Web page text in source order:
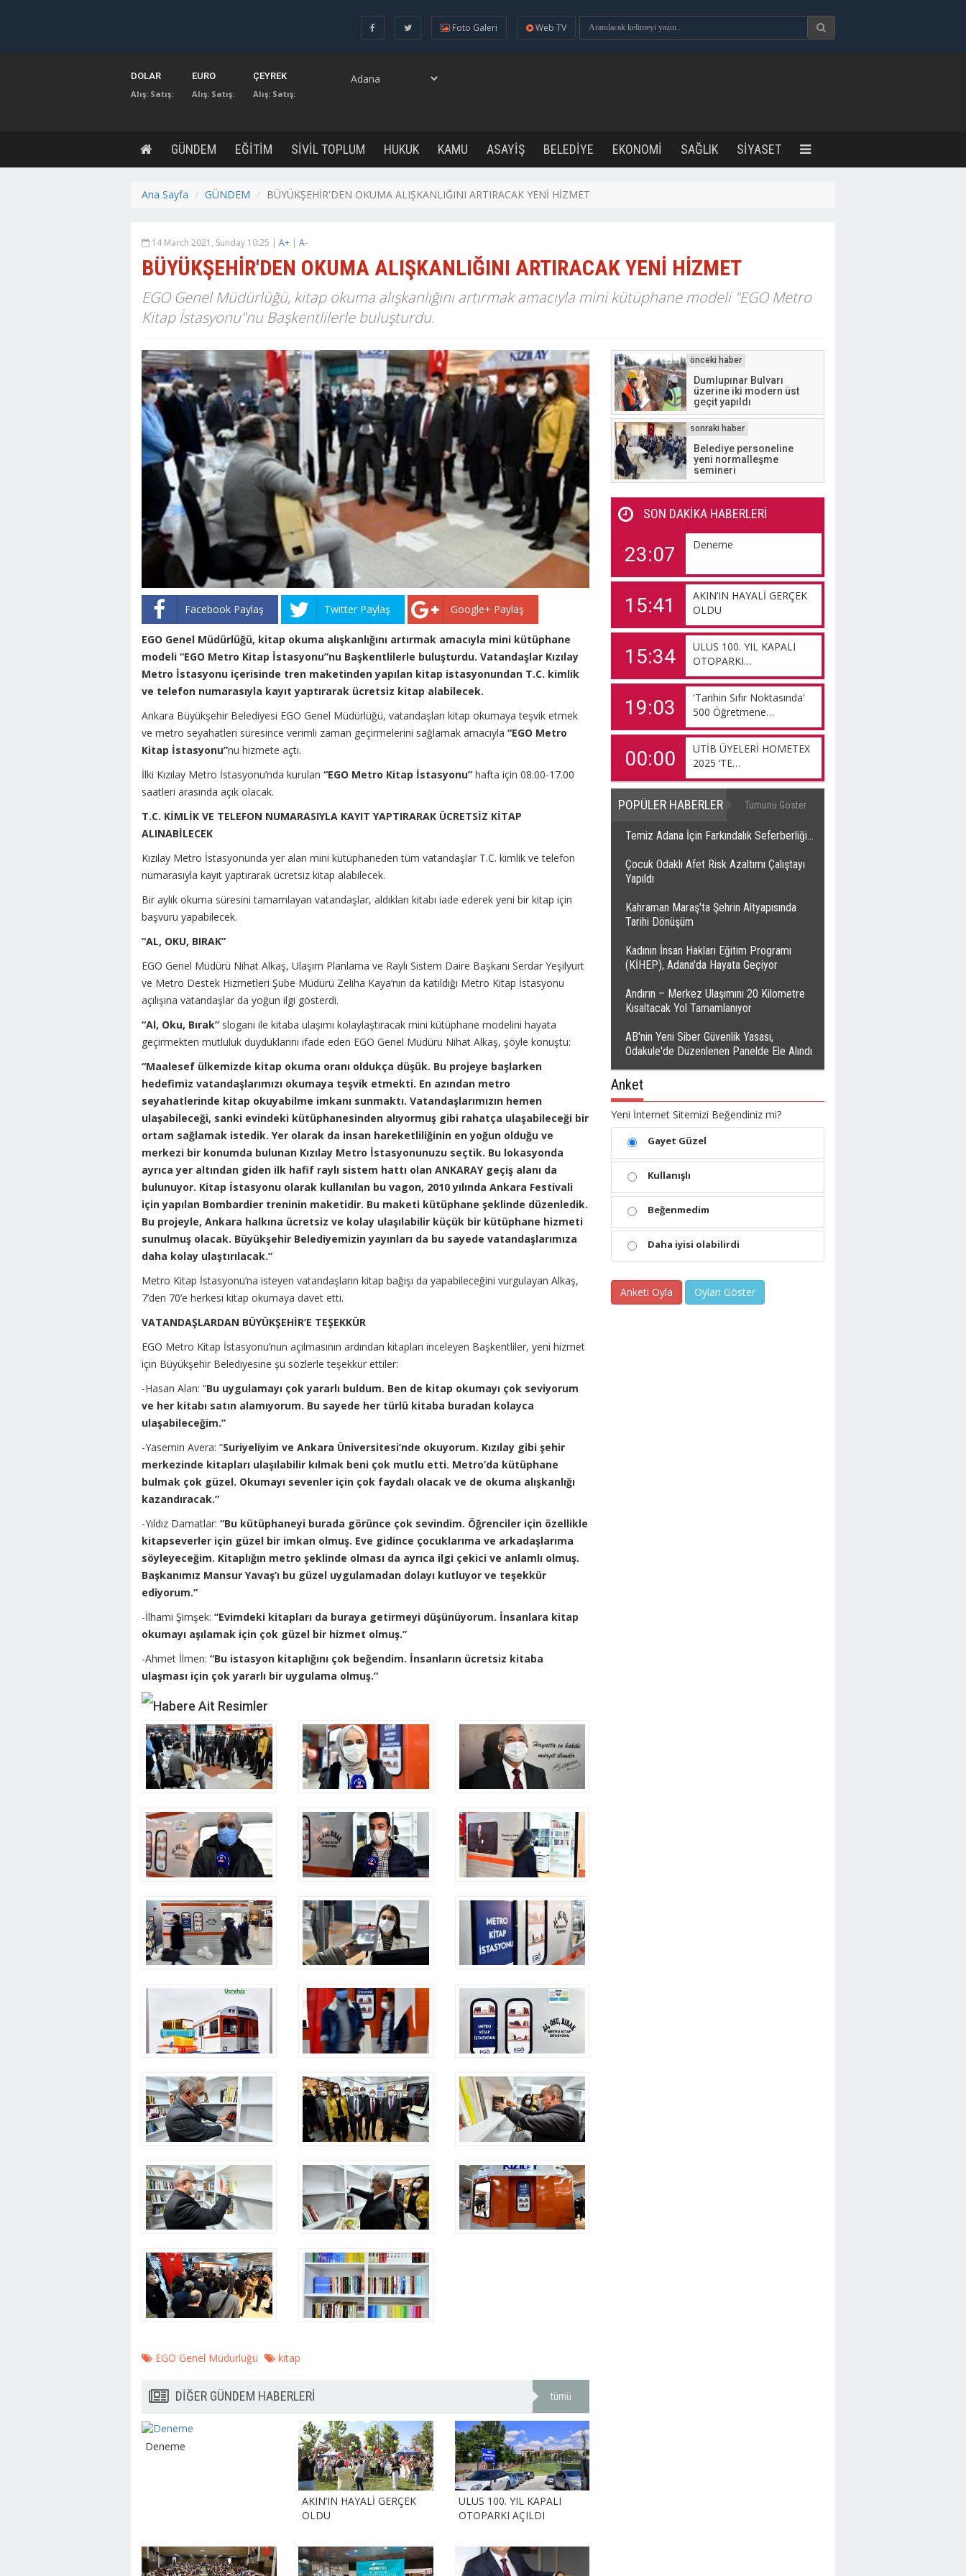
Foto Galeri Web TV
DOLAR
Alış: Satış:
EURO
Alış: Satış:
ÇEYREK
Alış: Satış:
GÜNDEM EĞİTİM SİVİL TOPLUM HUKUK KAMU ASAYİŞ BELEDİYE EKONOMİ SAĞLIK SİYASET
Ana Sayfa GÜNDEM BÜYÜKŞEHİR'DEN OKUMA ALIŞKANLIĞINI ARTIRACAK YENİ HİZMET
14 March 2021, Sunday 10:25 | A+ | A-
BÜYÜKŞEHİR'DEN OKUMA ALIŞKANLIĞINI ARTIRACAK YENİ HİZMET
EGO Genel Müdürlüğü, kitap okuma alışkanlığını artırmak amacıyla mini kütüphane modeli "EGO Metro
Kitap İstasyonu"nu Başkentlilerle buluşturdu.
Facebook Paylaş Twitter Paylaş Google+ Paylaş
EGO Genel Müdürlüğü, kitap okuma alışkanlığını artırmak amacıyla mini kütüphane
modeli “EGO Metro Kitap İstasyonu”nu Başkentlilerle buluşturdu. Vatandaşlar Kızılay
Metro İstasyonu içerisinde tren maketinden yapılan kitap istasyonundan T.C. kimlik
ve telefon numarasıyla kayıt yaptırarak ücretsiz kitap alabilecek.
Ankara Büyükşehir Belediyesi EGO Genel Müdürlüğü, vatandaşları kitap okumaya teşvik etmek
ve metro seyahatleri süresince verimli zaman geçirmelerini sağlamak amacıyla “EGO Metro
Kitap İstasyonu”nu hizmete açtı.
İlki Kızılay Metro İstasyonu’nda kurulan “EGO Metro Kitap İstasyonu” hafta için 08.00-17.00
saatleri arasında açık olacak.
T.C. KİMLİK VE TELEFON NUMARASIYLA KAYIT YAPTIRARAK ÜCRETSİZ KİTAP
ALINABİLECEK
Kızılay Metro İstasyonunda yer alan mini kütüphaneden tüm vatandaşlar T.C. kimlik ve telefon
numarasıyla kayıt yaptırarak ücretsiz kitap alabilecek.
Bir aylık okuma süresini tamamlayan vatandaşlar, aldıkları kitabı iade ederek yeni bir kitap için
başvuru yapabilecek.
“AL, OKU, BIRAK”
EGO Genel Müdürü Nihat Alkaş, Ulaşım Planlama ve Raylı Sistem Daire Başkanı Serdar Yeşilyurt
ve Metro Destek Hizmetleri Şube Müdürü Zeliha Kaya’nın da katıldığı Metro Kitap İstasyonu
açılışına vatandaşlar da yoğun ilgi gösterdi.
“Al, Oku, Bırak” sloganı ile kitaba ulaşımı kolaylaştıracak mini kütüphane modelini hayata
geçirmekten mutluluk duyduklarını ifade eden EGO Genel Müdürü Nihat Alkaş, şöyle konuştu:
“Maalesef ülkemizde kitap okuma oranı oldukça düşük. Bu projeye başlarken
hedefimiz vatandaşlarımızı okumaya teşvik etmekti. En azından metro
seyahatlerinde kitap okuyabilme imkanı sunmaktı. Vatandaşlarımızın hemen
ulaşabileceği, sanki evindeki kütüphanesinden alıyormuş gibi rahatça ulaşabileceği bir
ortam sağlamak istedik. Yer olarak da insan hareketliliğinin en yoğun olduğu ve
merkezi bir konumda bulunan Kızılay Metro İstasyonunuzu seçtik. Bu lokasyonda
ayrıca yer altından giden ilk hafif raylı sistem hattı olan ANKARAY geçiş alanı da
bulunuyor. Kitap İstasyonu olarak kullanılan bu vagon, 2010 yılında Ankara Festivali
için yapılan Bombardier treninin maketidir. Bu maketi kütüphane şeklinde düzenledik.
Bu projeyle, Ankara halkına ücretsiz ve kolay ulaşılabilir küçük bir kütüphane hizmeti
sunulmuş olacak. Büyükşehir Belediyemizin yayınları da bu sayede vatandaşlarımıza
daha kolay ulaştırılacak.”
Metro Kitap İstasyonu’na isteyen vatandaşların kitap bağışı da yapabileceğini vurgulayan Alkaş,
7’den 70’e herkesi kitap okumaya davet etti.
VATANDAŞLARDAN BÜYÜKŞEHİR’E TEŞEKKÜR
EGO Metro Kitap İstasyonu’nun açılmasının ardından kitapları inceleyen Başkentliler, yeni hizmet
için Büyükşehir Belediyesine şu sözlerle teşekkür ettiler:
-Hasan Alan: “Bu uygulamayı çok yararlı buldum. Ben de kitap okumayı çok seviyorum
ve her kitabı satın alamıyorum. Bu sayede her türlü kitaba buradan kolayca
ulaşabileceğim.”
-Yasemin Avera: “Suriyeliyim ve Ankara Üniversitesi’nde okuyorum. Kızılay gibi şehir
merkezinde kitapları ulaşılabilir kılmak beni çok mutlu etti. Metro’da kütüphane
bulmak çok güzel. Okumayı sevenler için çok faydalı olacak ve de okuma alışkanlığı
kazandıracak.”
-Yıldız Damatlar: “Bu kütüphaneyi burada görünce çok sevindim. Öğrenciler için özellikle
kitapseverler için güzel bir imkan olmuş. Eve gidince çocuklarıma ve arkadaşlarıma
söyleyeceğim. Kitaplığın metro şeklinde olması da ayrıca ilgi çekici ve anlamlı olmuş.
Başkanımız Mansur Yavaş’ı bu güzel uygulamadan dolayı kutluyor ve teşekkür
ediyorum.”
-İlhami Şimşek: “Evimdeki kitapları da buraya getirmeyi düşünüyorum. İnsanlara kitap
okumayı aşılamak için çok güzel bir hizmet olmuş.”
-Ahmet İlmen: “Bu istasyon kitaplığını çok beğendim. İnsanların ücretsiz kitaba
ulaşması için çok yararlı bir uygulama olmuş.”
Habere Ait Resimler
EGO Genel Müdürlüğü kitap
DİĞER GÜNDEM HABERLERİ tümü
Deneme
AKIN’IN HAYALİ GERÇEK
OLDU
ULUS 100. YIL KAPALI
OTOPARKI AÇILDI
Dumlupınar Bulvarı
üzerine iki modern üst
geçit yapıldı
Belediye personeline
yeni normalleşme
semineri
SON DAKİKA HABERLERİ
23:07 Deneme
15:41
AKIN’IN HAYALİ GERÇEK
OLDU
15:34
ULUS 100. YIL KAPALI
OTOPARKI…
19:03
'Tarihin Sıfır Noktasında'
500 Öğretmene…
00:00
UTİB ÜYELERİ HOMETEX
2025 ‘TE…
POPÜLER HABERLER Tümünü Göster
Temiz Adana İçin Farkındalık Seferberliği…
Çocuk Odaklı Afet Risk Azaltımı Çalıştayı
Yapıldı
Kahraman Maraş'ta Şehrin Altyapısında
Tarihi Dönüşüm
Kadının İnsan Hakları Eğitim Programı
(KİHEP), Adana'da Hayata Geçiyor
Andırın – Merkez Ulaşımını 20 Kilometre
Kısaltacak Yol Tamamlanıyor
AB'nin Yeni Siber Güvenlik Yasası,
Odakule'de Düzenlenen Panelde Ele Alındı
Anket
Yeni İnternet Sitemizi Beğendiniz mi?
Gayet Güzel
Kullanışlı
Beğenmedim
Daha iyisi olabilirdi
Anketi Oyla Oyları Göster